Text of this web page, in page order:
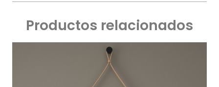
Productos relacionados